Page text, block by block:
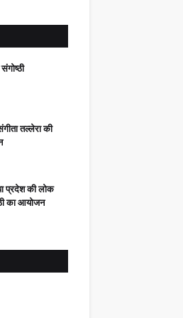
तल्लेरा की
प्रदेश की लोक
का आयोजन